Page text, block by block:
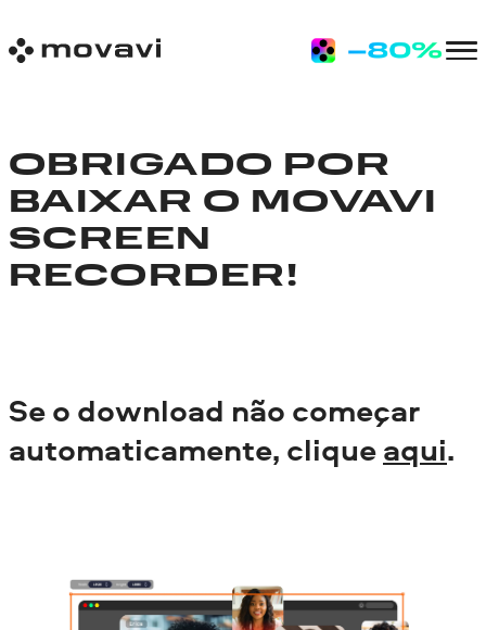
OBRIGADO POR
BAIXAR O MOVAVI
SCREEN
RECORDER!
Se o download não começar
automaticamente, cliqueaqui.